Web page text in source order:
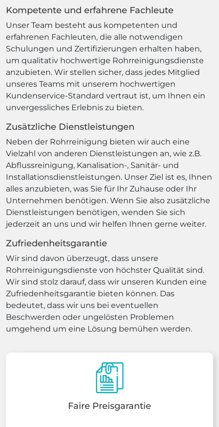
Kompetente und erfahrene Fachleute
Unser Team besteht aus kompetenten und
erfahrenen Fachleuten, die alle notwendigen
Schulungen und Zertifizierungen erhalten haben,
um qualitativ hochwertige Rohrreinigungsdienste
anzubieten. Wir stellen sicher, dass jedes Mitglied
unseres Teams mit unserem hochwertigen
Kundenservice-Standard vertraut ist, um Ihnen ein
unvergessliches Erlebnis zu bieten.
Zusätzliche Dienstleistungen
Neben der Rohrreinigung bieten wir auch eine
Vielzahl von anderen Dienstleistungen an, wie z.B.
Abflussreinigung, Kanalisation-, Sanitär- und
Installationsdienstleistungen. Unser Ziel ist es, Ihnen
alles anzubieten, was Sie für Ihr Zuhause oder Ihr
Unternehmen benötigen. Wenn Sie also zusätzliche
Dienstleistungen benötigen, wenden Sie sich
jederzeit an uns und wir helfen Ihnen gerne weiter.
Zufriedenheitsgarantie
Wir sind davon überzeugt, dass unsere
Rohrreinigungsdienste von höchster Qualität sind.
Wir sind stolz darauf, dass wir unseren Kunden eine
Zufriedenheitsgarantie bieten können. Das
bedeutet, dass wir uns bei eventuellen
Beschwerden oder ungelösten Problemen
umgehend um eine Lösung bemühen werden.
Faire Preisgarantie